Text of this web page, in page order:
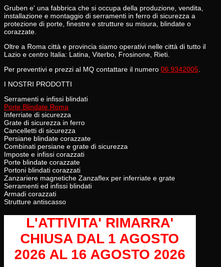
Gruben e' una fabbrica che si occupa della produzione, vendita,
installazione e montaggio di serramenti in ferro di sicurezza a
protezione di porte, finestre e strutture su misura, blindate o
corazzate.
Oltre a Roma città e provincia siamo operativi nelle città di tutto il
Lazio e centro Italia: Latina, Viterbo, Frosinone, Rieti.
Per preventivi e prezzi al MQ contattare il numero 06 9342005.
I NOSTRI PRODOTTI
Serramenti e infissi blindati
Porte Blindate Roma
Inferriate di sicurezza
Grate di sicurezza in ferro
Cancelletti di sicurezza
Persiane blindate corazzate
Combinati persiane e grate di sicurezza
Imposte e infissi corazzati
Porte blindate corazzate
Portoni blindati corazzati
Zanzariere magnetiche Zanzaflex per inferriate e grate
Serramenti ed infissi blindati
Armadi corazzati
Strutture antiscasso
L'ATTIVITA' RIMARRA'
CHIUSA DAL 1 AGOSTO
2026 AL 16 AGOSTO 2026